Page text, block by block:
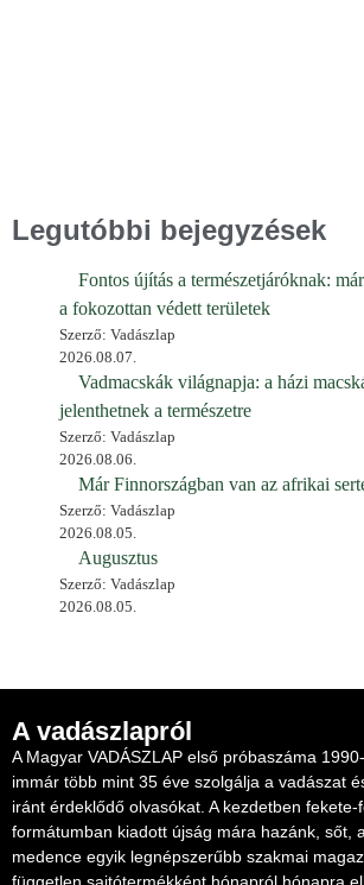
Legutóbbi bejegyzések
Fontos újítás a természetjáróknak:
a fokozottan védett területek
Szerző: Vadászlap
2026.08.07.
Vadmacskák világnapja: a házi
jelenthetnek a természetre
Szerző: Vadászlap
2026.08.06.
Már Finnországban van az afrikai
Szerző: Vadászlap
2026.08.05.
Augusztus
Szerző: Vadászlap
2026.08.05.
A vadászlapról
A Magyar VADÁSZLAP első próbaszáma
immár több mint 35 éve szolgálja a vadászat
iránt érdeklődő olvasókat. A kezdetben
formátumban kiadott újság mára hazánk, sőt,
medence egyik legnépszerűbb szakmai
független sajtótermékként hónapról hónapra